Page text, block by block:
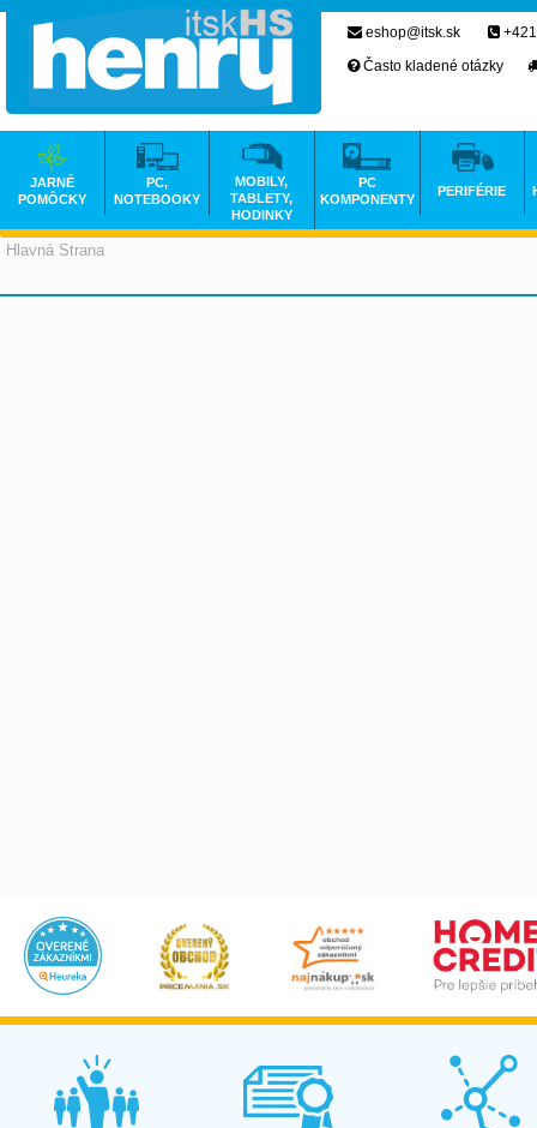
Hlavná Strana
eshop@itsk.sk
Často kladené otázky
JARNÉ
POMÔCKY
PC,
NOTEBOOKY
MOBILY,
TABLETY,
HODINKY
PC
KOMPONENTY
PERIFÉRIE